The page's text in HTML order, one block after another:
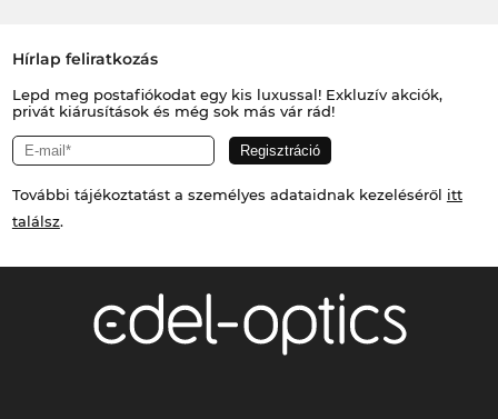
Hírlap feliratkozás
Lepd meg postafiókodat egy kis luxussal! Exkluzív akciók,
privát kiárusítások és még sok más vár rád!
További tájékoztatást a személyes adataidnak kezeléséről itt
találsz.